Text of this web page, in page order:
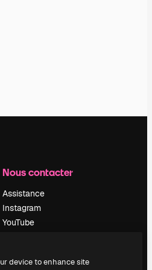
Nous contacter
Assistance
Instagram
YouTube
Discord
device to enhance site